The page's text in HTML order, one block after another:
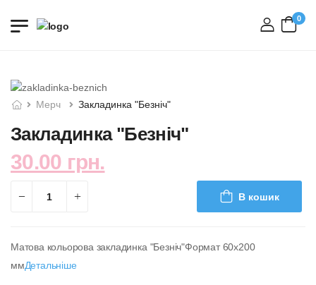
вхід
0
Мерч Закладинка "Безніч"
Закладинка "Безніч"
30.00 грн.
В кошик
Матова кольорова закладинка "Безніч"Формат 60х200
ммДетальніше